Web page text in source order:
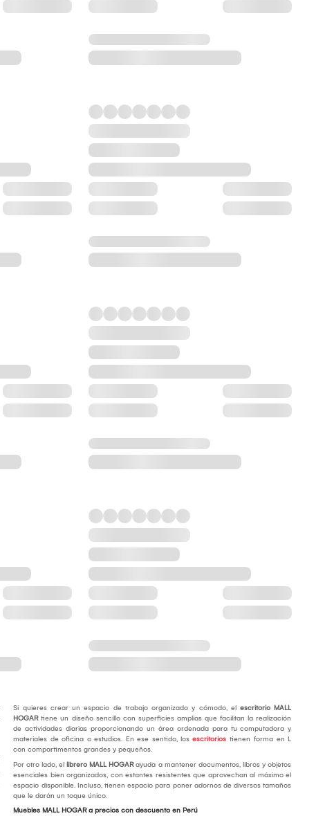
Si quieres crear un espacio de trabajo organizado y cómodo, elescritorio MALL
HOGARtiene un diseño sencillo con superficies amplias que facilitan la realización
de actividades diarias proporcionando un área ordenada para tu computadora y
materiales de oficina o estudios. En ese sentido, los escritorios tienen forma en L
con compartimentos grandes y pequeños.
Por otro lado, el
librero MALL HOGARayuda a mantener documentos, libros y objetos
esenciales bien organizados, con estantes resistentes que aprovechan al máximo el
espacio disponible. Incluso, tienen espacio para poner adornos de diversos tamaños
que le darán un toque único.
Muebles MALL HOGAR a precios con descuento en Perú